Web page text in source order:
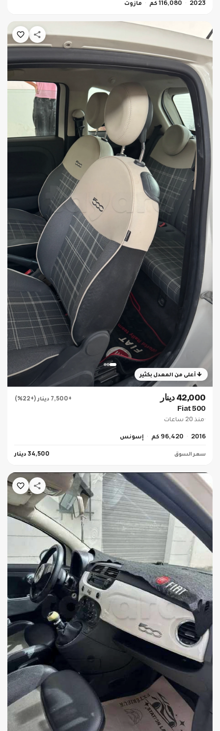
2023
116,080 كم مازوت
أعلى من المعدل بكثير
42,000 دينار +7,500 دينار (+22%)
Fiat 500
·منذ 20 ساعات
2016
96,420 كم إسونس
سعر السوق 34,500 دينار